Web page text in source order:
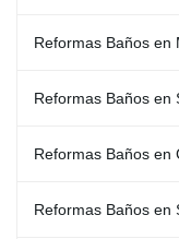
Reformas Baños en
Reformas Baños en
Reformas Baños en
Reformas Baños en